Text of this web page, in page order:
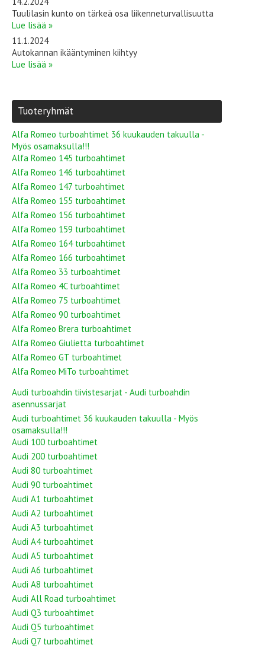
Tuulilasin kunto on tärkeä osa liikenneturvallisuutta
Lue lisää »
11.1.2024
Autokannan ikääntyminen kiihtyy
Lue lisää »
Tuoteryhmät
Alfa Romeo turboahtimet 36 kuukauden takuulla -
Myös osamaksulla!!!
Alfa Romeo 145 turboahtimet
Alfa Romeo 146 turboahtimet
Alfa Romeo 147 turboahtimet
Alfa Romeo 155 turboahtimet
Alfa Romeo 156 turboahtimet
Alfa Romeo 159 turboahtimet
Alfa Romeo 164 turboahtimet
Alfa Romeo 166 turboahtimet
Alfa Romeo 33 turboahtimet
Alfa Romeo 4C turboahtimet
Alfa Romeo 75 turboahtimet
Alfa Romeo 90 turboahtimet
Alfa Romeo Brera turboahtimet
Alfa Romeo Giulietta turboahtimet
Alfa Romeo GT turboahtimet
Alfa Romeo MiTo turboahtimet
Audi turboahdin tiivistesarjat - Audi turboahdin
asennussarjat
Audi turboahtimet 36 kuukauden takuulla - Myös
osamaksulla!!!
Audi 100 turboahtimet
Audi 200 turboahtimet
Audi 80 turboahtimet
Audi 90 turboahtimet
Audi A1 turboahtimet
Audi A2 turboahtimet
Audi A3 turboahtimet
Audi A4 turboahtimet
Audi A5 turboahtimet
Audi A6 turboahtimet
Audi A8 turboahtimet
Audi All Road turboahtimet
Audi Q3 turboahtimet
Audi Q5 turboahtimet
Audi Q7 turboahtimet